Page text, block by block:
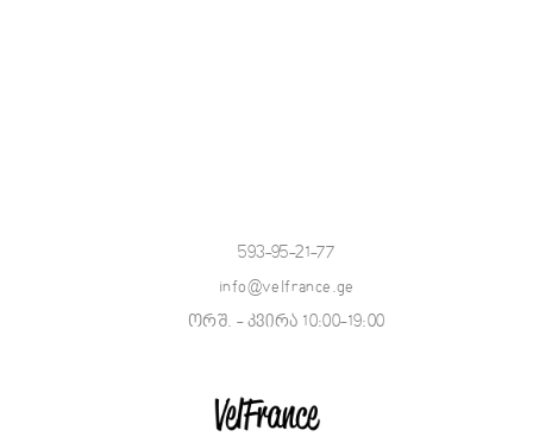
593-95-21-77
info@velfrance.ge
ორშ. - კვირა 10:00-19:00